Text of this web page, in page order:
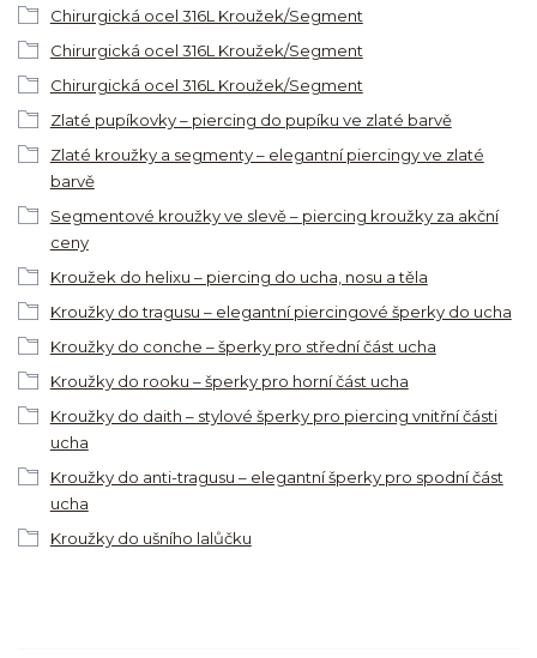
Chirurgická ocel 316L Kroužek/Segment
Chirurgická ocel 316L Kroužek/Segment
Chirurgická ocel 316L Kroužek/Segment
Zlaté pupíkovky – piercing do pupíku ve zlaté barvě
Zlaté kroužky a segmenty – elegantní piercingy ve zlaté
barvě
Segmentové kroužky ve slevě – piercing kroužky za akční
ceny
Kroužek do helixu – piercing do ucha, nosu a těla
Kroužky do tragusu – elegantní piercingové šperky do ucha
Kroužky do conche – šperky pro střední část ucha
Kroužky do rooku – šperky pro horní část ucha
Kroužky do daith – stylové šperky pro piercing vnitřní části
ucha
Kroužky do anti-tragusu – elegantní šperky pro spodní část
ucha
Kroužky do ušního lalůčku